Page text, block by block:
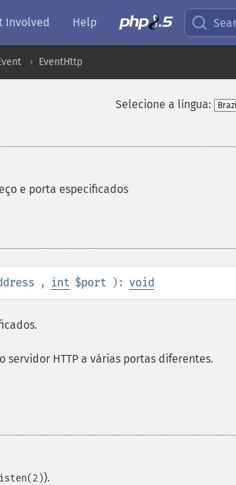
Involved Help
EventHttp
Selecione a língua:
e porta especificados
, int $port ): void
servidor HTTP a várias portas diferentes.
).